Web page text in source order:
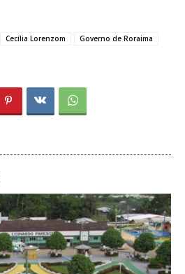
Cecília Lorenzom Governo de Roraima